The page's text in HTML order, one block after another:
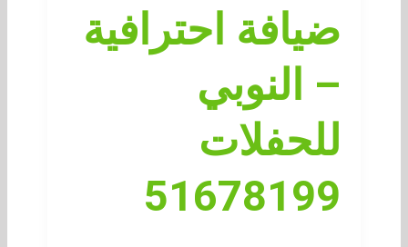
ضيافة احترافية
– النوبي
للحفلات
51678199